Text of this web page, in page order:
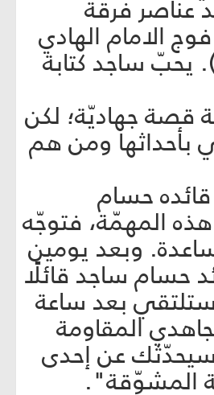
عناصر فرقة
الامام الهادي
يحبّ ساجد كتابة
قصة جهاديّة؛ لكن
بأحداثها ومن هم
حسام
المهمّة، فتوجّه
وبعد يومين
حسام ساجد قائلًا
بعد ساعة
المقاومة
عن إحدى
المشوّقة".